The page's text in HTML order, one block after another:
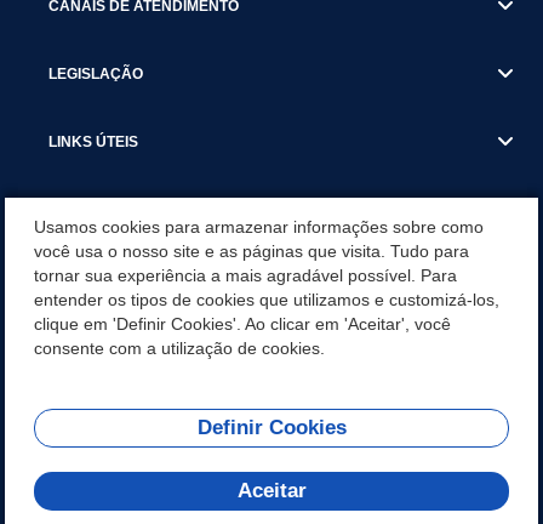
CANAIS DE ATENDIMENTO
LEGISLAÇÃO
LINKS ÚTEIS
NOTÍCIAS
DOWNLOADS
REDES SOCIAIS
Usamos cookies para armazenar informações sobre como
você usa o nosso site e as páginas que visita. Tudo para
tornar sua experiência a mais agradável possível. Para
entender os tipos de cookies que utilizamos e customizá-los,
clique em 'Definir Cookies'. Ao clicar em 'Aceitar', você
consente com a utilização de cookies.
Definir Cookies
Aceitar